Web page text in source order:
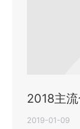
2018主
2019-01-09